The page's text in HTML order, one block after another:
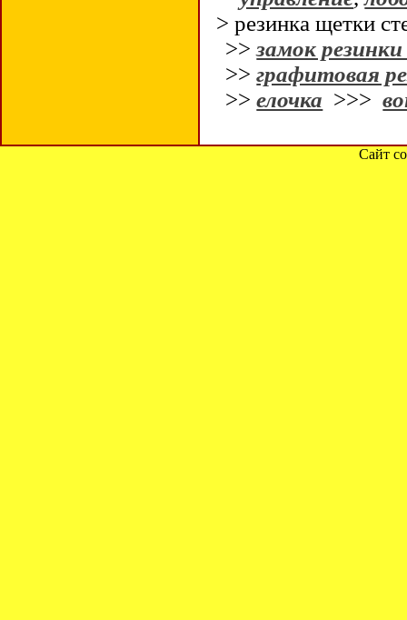
> резинка щетки
>>замок
>>графитовая
>>елочка >>>
Сайт